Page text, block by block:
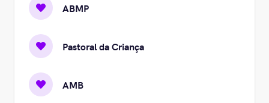
ABMP
Pastoral da Criança
AMB